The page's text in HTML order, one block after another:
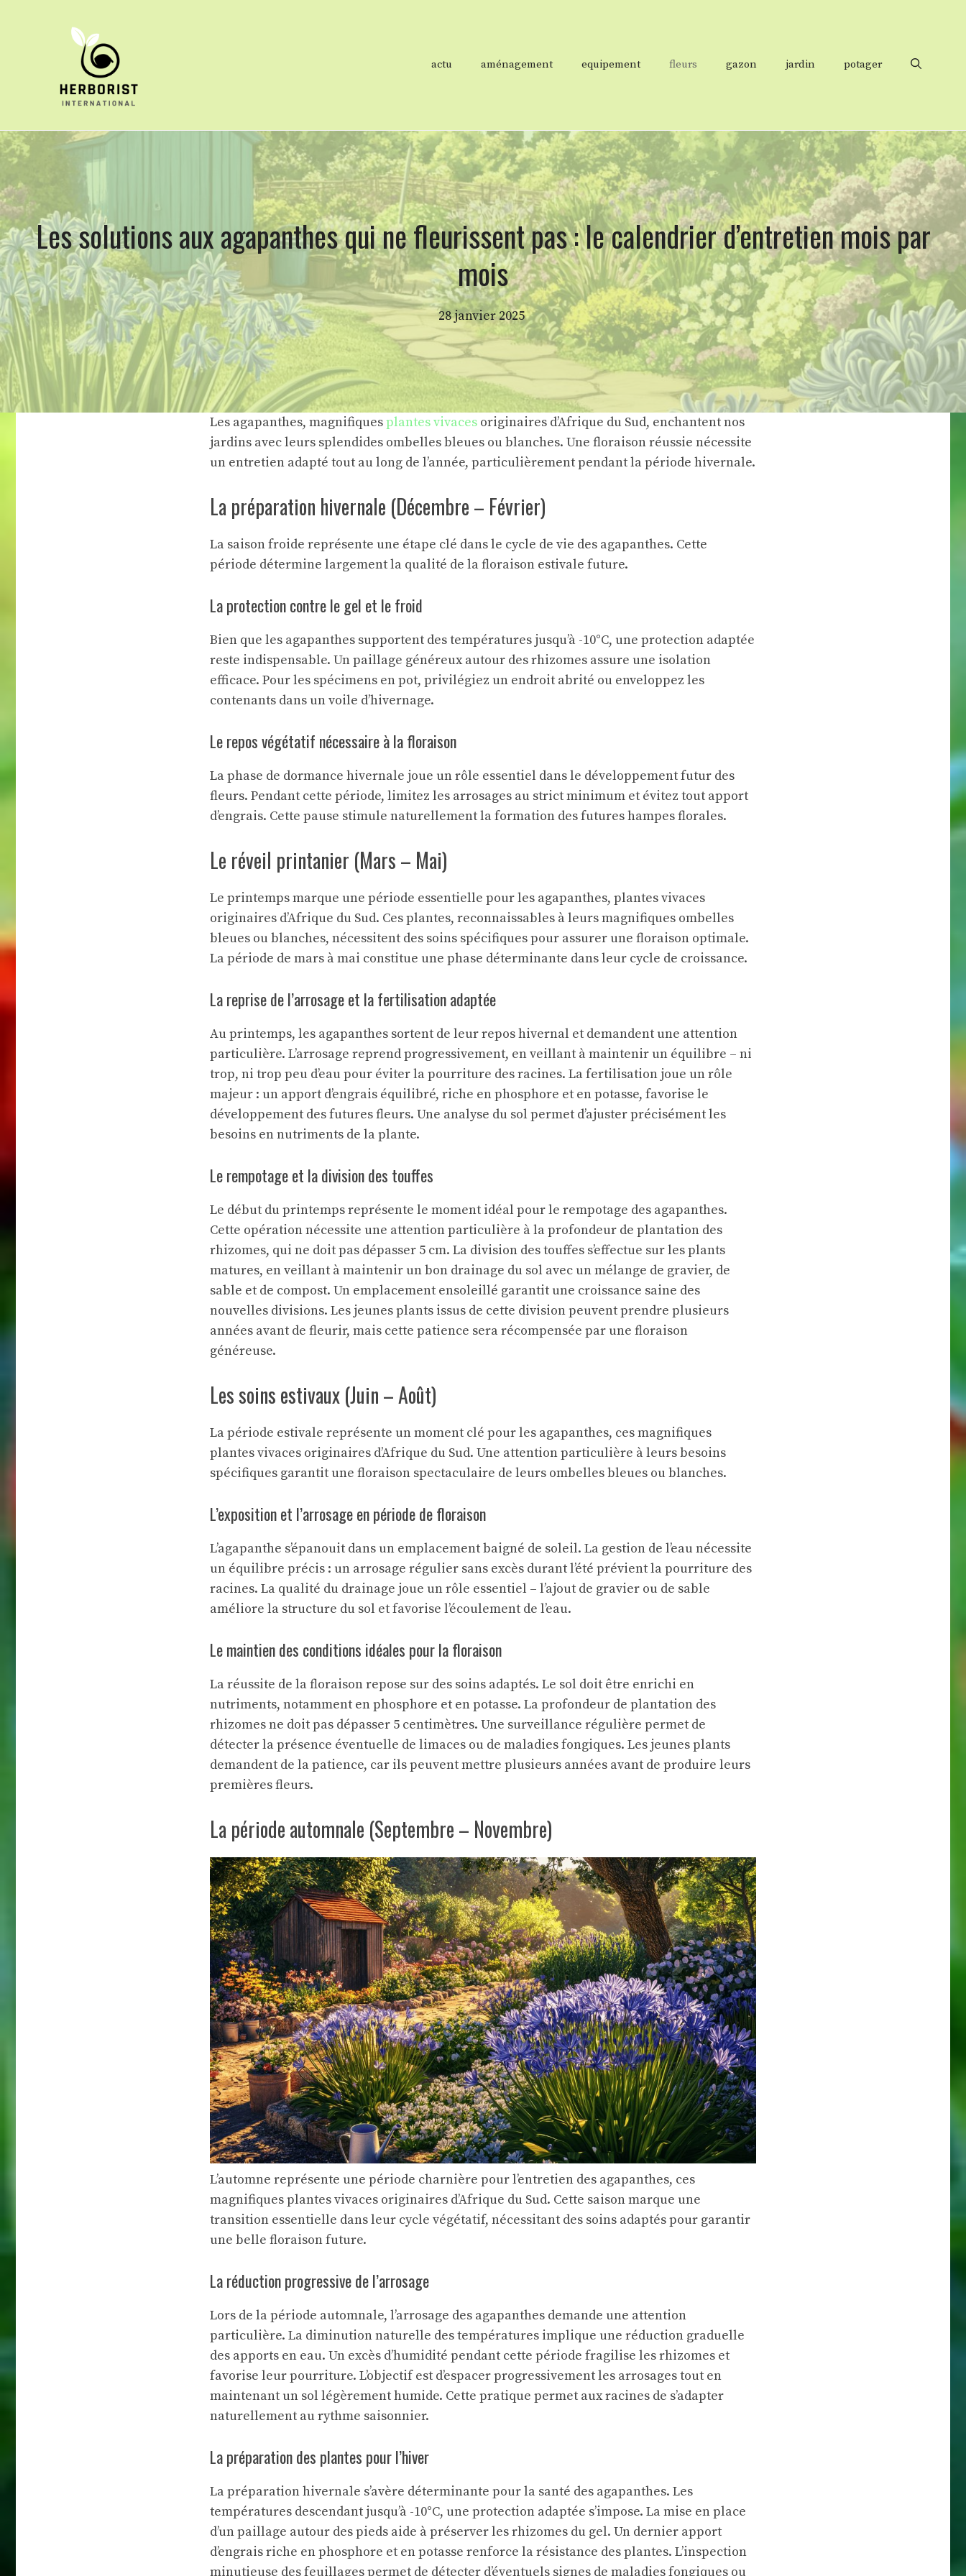
actu aménagement equipement fleurs gazon jardin potager
Les solutions aux agapanthes qui ne fleurissent pas : le calendrier d’entretien mois par
mois
28 janvier 2025
Les agapanthes, magnifiquesplantes vivaces originaires d’Afrique du Sud, enchantent nos
jardins avec leurs splendides ombelles bleues ou blanches. Une floraison réussie nécessite
un entretien adapté tout au long de l’année, particulièrement pendant la période hivernale.
La préparation hivernale (Décembre – Février)
La saison froide représente une étape clé dans le cycle de vie des agapanthes. Cette
période détermine largement la qualité de la floraison estivale future.
La protection contre le gel et le froid
Bien que les agapanthes supportent des températures jusqu’à -10°C, une protection adaptée
reste indispensable. Un paillage généreux autour des rhizomes assure une isolation
efficace. Pour les spécimens en pot, privilégiez un endroit abrité ou enveloppez les
contenants dans un voile d’hivernage.
Le repos végétatif nécessaire à la floraison
La phase de dormance hivernale joue un rôle essentiel dans le développement futur des
fleurs. Pendant cette période, limitez les arrosages au strict minimum et évitez tout apport
d’engrais. Cette pause stimule naturellement la formation des futures hampes florales.
Le réveil printanier (Mars – Mai)
Le printemps marque une période essentielle pour les agapanthes, plantes vivaces
originaires d’Afrique du Sud. Ces plantes, reconnaissables à leurs magnifiques ombelles
bleues ou blanches, nécessitent des soins spécifiques pour assurer une floraison optimale.
La période de mars à mai constitue une phase déterminante dans leur cycle de croissance.
La reprise de l’arrosage et la fertilisation adaptée
Au printemps, les agapanthes sortent de leur repos hivernal et demandent une attention
particulière. L’arrosage reprend progressivement, en veillant à maintenir un équilibre – ni
trop, ni trop peu d’eau pour éviter la pourriture des racines. La fertilisation joue un rôle
majeur : un apport d’engrais équilibré, riche en phosphore et en potasse, favorise le
développement des futures fleurs. Une analyse du sol permet d’ajuster précisément les
besoins en nutriments de la plante.
Le rempotage et la division des touffes
Le début du printemps représente le moment idéal pour le rempotage des agapanthes.
Cette opération nécessite une attention particulière à la profondeur de plantation des
rhizomes, qui ne doit pas dépasser 5 cm. La division des touffes s’effectue sur les plants
matures, en veillant à maintenir un bon drainage du sol avec un mélange de gravier, de
sable et de compost. Un emplacement ensoleillé garantit une croissance saine des
nouvelles divisions. Les jeunes plants issus de cette division peuvent prendre plusieurs
années avant de fleurir, mais cette patience sera récompensée par une floraison
généreuse.
Les soins estivaux (Juin – Août)
La période estivale représente un moment clé pour les agapanthes, ces magnifiques
plantes vivaces originaires d’Afrique du Sud. Une attention particulière à leurs besoins
spécifiques garantit une floraison spectaculaire de leurs ombelles bleues ou blanches.
L’exposition et l’arrosage en période de floraison
L’agapanthe s’épanouit dans un emplacement baigné de soleil. La gestion de l’eau nécessite
un équilibre précis : un arrosage régulier sans excès durant l’été prévient la pourriture des
racines. La qualité du drainage joue un rôle essentiel – l’ajout de gravier ou de sable
améliore la structure du sol et favorise l’écoulement de l’eau.
Le maintien des conditions idéales pour la floraison
La réussite de la floraison repose sur des soins adaptés. Le sol doit être enrichi en
nutriments, notamment en phosphore et en potasse. La profondeur de plantation des
rhizomes ne doit pas dépasser 5 centimètres. Une surveillance régulière permet de
détecter la présence éventuelle de limaces ou de maladies fongiques. Les jeunes plants
demandent de la patience, car ils peuvent mettre plusieurs années avant de produire leurs
premières fleurs.
La période automnale (Septembre – Novembre)
L’automne représente une période charnière pour l’entretien des agapanthes, ces
magnifiques plantes vivaces originaires d’Afrique du Sud. Cette saison marque une
transition essentielle dans leur cycle végétatif, nécessitant des soins adaptés pour garantir
une belle floraison future.
La réduction progressive de l’arrosage
Lors de la période automnale, l’arrosage des agapanthes demande une attention
particulière. La diminution naturelle des températures implique une réduction graduelle
des apports en eau. Un excès d’humidité pendant cette période fragilise les rhizomes et
favorise leur pourriture. L’objectif est d’espacer progressivement les arrosages tout en
maintenant un sol légèrement humide. Cette pratique permet aux racines de s’adapter
naturellement au rythme saisonnier.
La préparation des plantes pour l’hiver
La préparation hivernale s’avère déterminante pour la santé des agapanthes. Les
températures descendant jusqu’à -10°C, une protection adaptée s’impose. La mise en place
d’un paillage autour des pieds aide à préserver les rhizomes du gel. Un dernier apport
d’engrais riche en phosphore et en potasse renforce la résistance des plantes. L’inspection
minutieuse des feuillages permet de détecter d’éventuels signes de maladies fongiques ou